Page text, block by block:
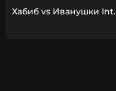
Хабиб vs Иванушки Int.